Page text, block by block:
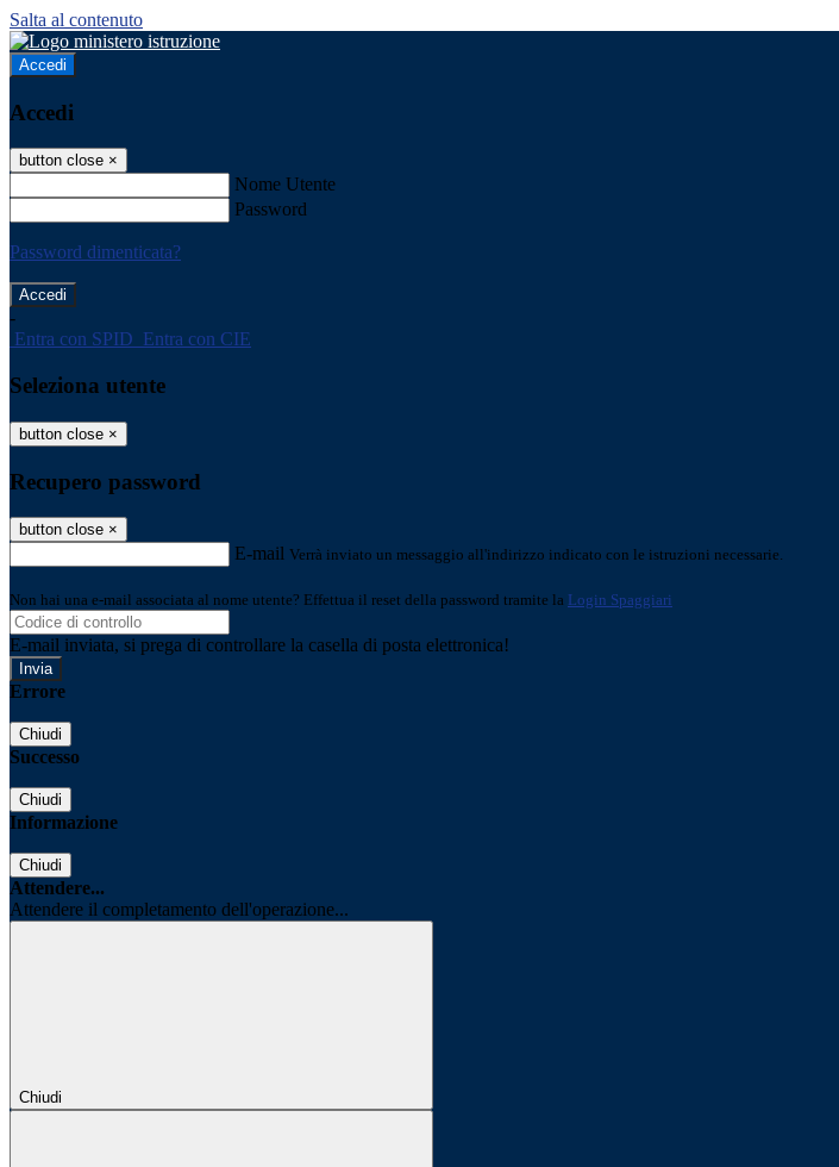
Salta al contenuto
Accedi
Accedi
button close ×
Nome Utente
Password
Password dimenticata?
-
Entra con SPID Entra con CIE
Seleziona utente
button close ×
Recupero password
button close ×
E-mail Verrà inviato un messaggio all'indirizzo indicato con le istruzioni necessarie.
Non hai una e-mail associata al nome utente? Effettua il reset della password tramite la Login Spaggiari
E-mail inviata, si prega di controllare la casella di posta elettronica!
Errore
Chiudi
Successo
Chiudi
Informazione
Chiudi
Attendere...
Attendere il completamento dell'operazione...
Chiudi